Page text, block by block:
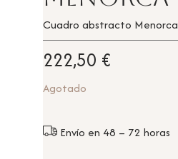
Cuadro abstracto
222,50 €
Agotado
Envío en 48 – 72 horas